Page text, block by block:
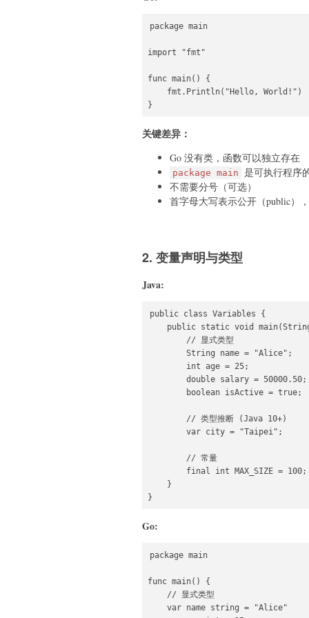
package main
import "fmt"
func main() {
    fmt.Println("Hello, World!")
}
关键差异：
Go 没有类，函数可以独立存在
package main 是可执行程序
不需要分号（可选）
首字母大写表示公开（public）
2. 变量声明与类型
Java:
public class Variables {
public static void
        // 显式类型
        String name = "Alice";
        int age = 25;
        double salary = 50000.50;
        boolean isActive = true;
        // 类型推断 (Java 10+)
        var city = "Taipei";
        // 常量
        final int MAX_SIZE = 100;
    }
}
Go:
package main
func main() {
    // 显式类型
    var name string = "Alice"